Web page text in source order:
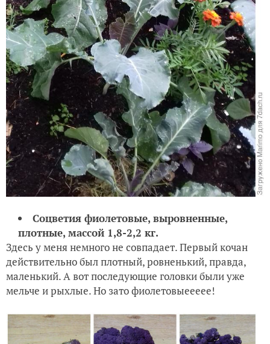
Соцветия фиолетовые, выровненные,
плотные, массой 1,8-2,2 кг.
Здесь у меня немного не совпадает. Первый кочан
действительно был плотный, ровненький, правда,
маленький. А вот последующие головки были уже
мельче и рыхлые. Но зато фиолетовыеееее!